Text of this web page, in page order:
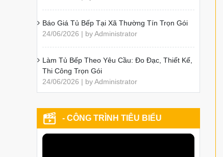
Báo Giá Tủ Bếp Tại Xã Thường Tín Trọn Gói
24/06/2026 | by Administrator
Làm Tủ Bếp Theo Yêu Cầu: Đo Đạc, Thiết Kế,
Thi Công Trọn Gói
24/06/2026 | by Administrator
- CÔNG TRÌNH TIÊU BIỂU